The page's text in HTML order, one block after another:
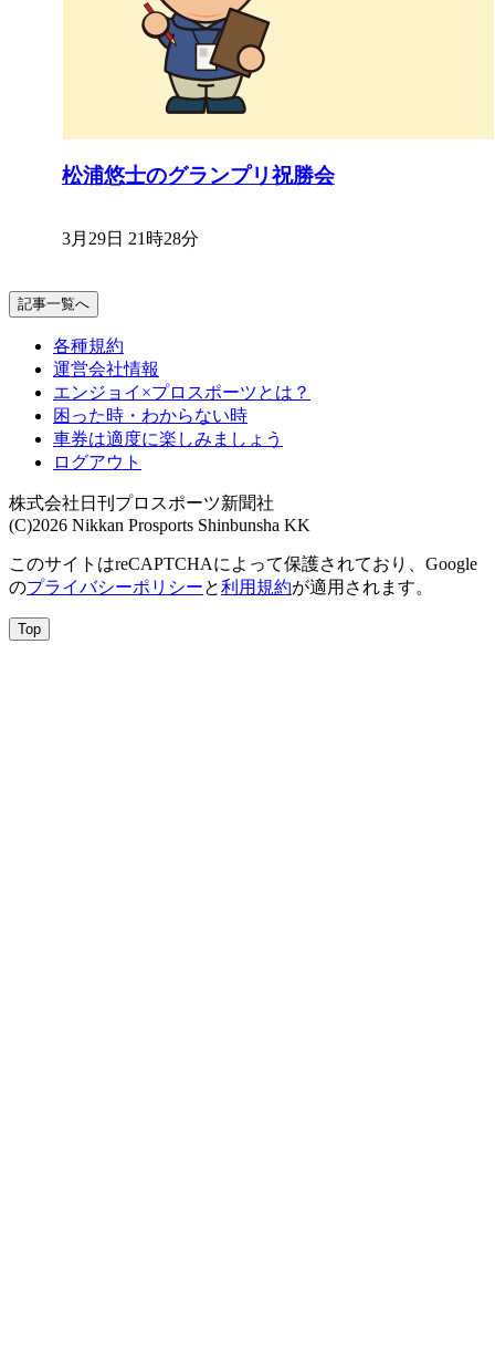
松浦悠士のグランプリ祝勝会
3月29日 21時28分
記事一覧へ
各種規約
運営会社情報
エンジョイ×プロスポーツとは？
困った時・わからない時
車券は適度に楽しみましょう
ログアウト
株式会社日刊プロスポーツ新聞社
(C)2026 Nikkan Prosports Shinbunsha KK
このサイトはreCAPTCHAによって保護されており、Google
のプライバシーポリシーと利用規約が適用されます。
Top